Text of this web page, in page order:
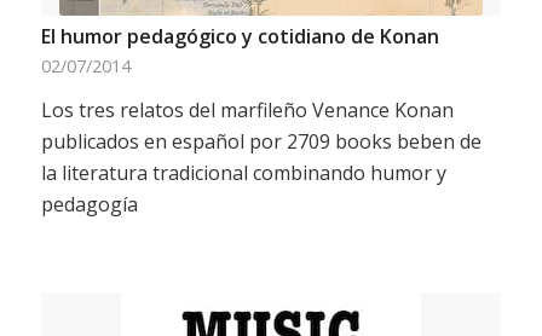
El humor pedagógico y cotidiano de Konan
02/07/2014
Los tres relatos del marfileño Venance Konan
publicados en español por 2709 books beben de
la literatura tradicional combinando humor y
pedagogía